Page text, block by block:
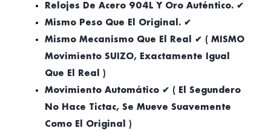
Relojes De Acero 904L Y Oro Auténtico. ✔
Mismo Peso Que El Original. ✔
Mismo Mecanismo Que El Real ✔ ( MISMO
Movimiento SUIZO, Exactamente Igual
Que El Real )
Movimiento Automático ✔ ( El Segundero
No Hace Tictac, Se Mueve Suavemente
Como El Original )